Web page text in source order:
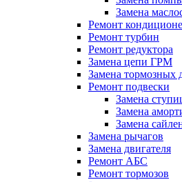
Замена
Ремонт
Ремонт турбин
Ремонт редуктора
Замена цепи ГРМ
Замена тормозных
Ремонт подвески
Замена
Замена
Замена
Замена рычагов
Замена двигателя
Ремонт АБС
Ремонт тормозов